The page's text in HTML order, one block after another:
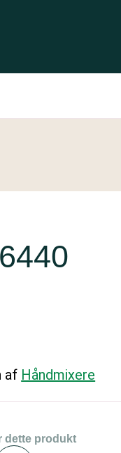
af Håndmixere
dette produkt